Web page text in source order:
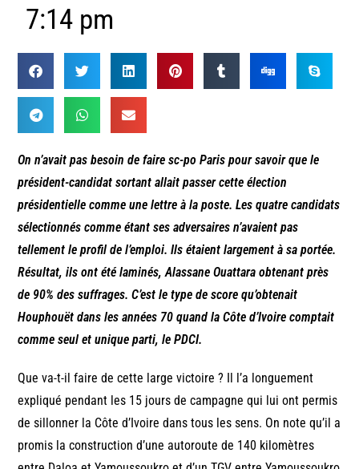
7:14 pm
On n’avait pas besoin de faire sc-po Paris pour savoir que le
président-candidat sortant allait passer cette élection
présidentielle comme une lettre à la poste. Les quatre candidats
sélectionnés comme étant ses adversaires n’avaient pas
tellement le profil de l’emploi. Ils étaient largement à sa portée.
Résultat, ils ont été laminés, Alassane Ouattara obtenant près
de 90% des suffrages. C’est le type de score qu’obtenait
Houphouët dans les années 70 quand la Côte d’Ivoire comptait
comme seul et unique parti, le PDCI.
Que va-t-il faire de cette large victoire ? Il l’a longuement
expliqué pendant les 15 jours de campagne qui lui ont permis
de sillonner la Côte d’Ivoire dans tous les sens. On note qu’il a
promis la construction d’une autoroute de 140 kilomètres